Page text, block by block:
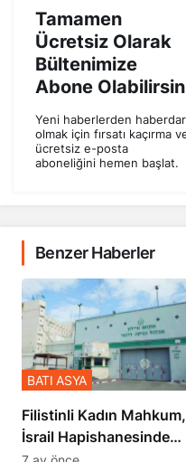
Tamamen
Ücretsiz Olarak
Bültenimize
Abone Olabilirsin
Yeni haberlerden haberdar
olmak için fırsatı kaçırma ve
ücretsiz e-posta
aboneliğini hemen başlat.
Benzer Haberler
Filistinli Kadın Mahkum,
İsrail Hapishanesindeki
Zulmü Anlattı
BATI ASYA
7 ay önce